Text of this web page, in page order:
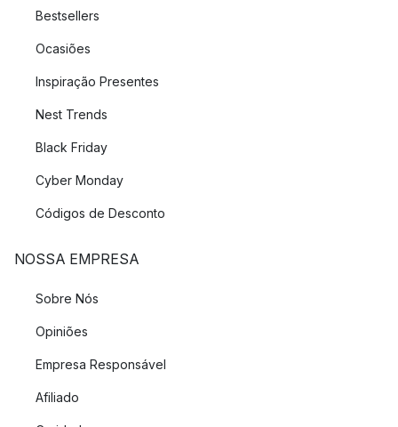
Bestsellers
Ocasiões
Inspiração Presentes
Nest Trends
Black Friday
Cyber Monday
Códigos de Desconto
NOSSA EMPRESA
Sobre Nós
Opiniões
Empresa Responsável
Afiliado